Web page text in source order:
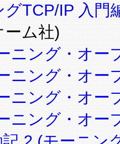
TCP/IP 入門
ーム社)
ニング・オー
ニング・オー
ニング・オー
ニング・オー